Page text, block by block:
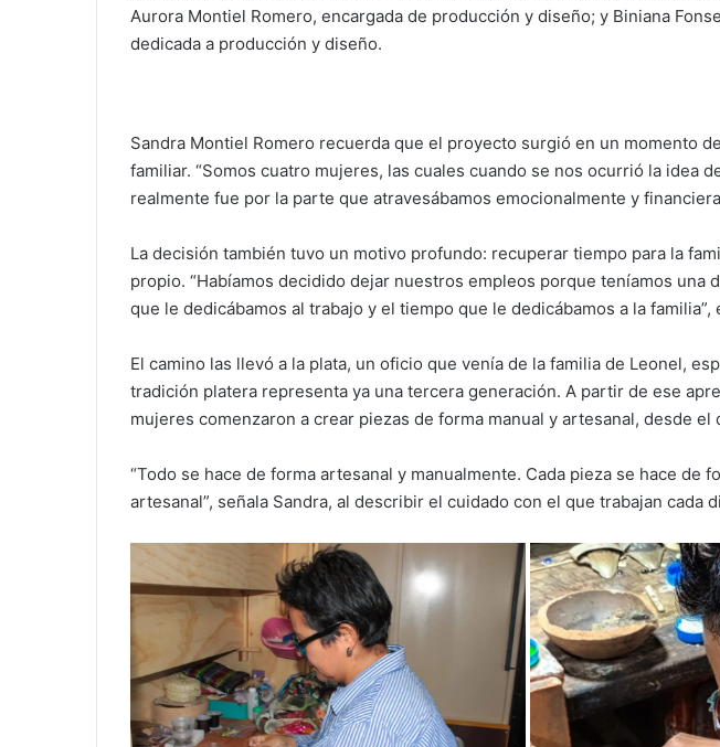
Aurora Montiel Romero, encargada de producción y diseño; y Biniana
dedicada a producción y diseño.
Sandra Montiel Romero recuerda que el proyecto surgió en un momento
familiar. “Somos cuatro mujeres, las cuales cuando se nos ocurrió la idea
realmente fue por la parte que atravesábamos emocionalmente y
La decisión también tuvo un motivo profundo: recuperar tiempo para la
propio. “Habíamos decidido dejar nuestros empleos porque teníamos una
que le dedicábamos al trabajo y el tiempo que le dedicábamos a la familia”,
El camino las llevó a la plata, un oficio que venía de la familia de Leonel,
tradición platera representa ya una tercera generación. A partir de ese
mujeres comenzaron a crear piezas de forma manual y artesanal, desde el
“Todo se hace de forma artesanal y manualmente. Cada pieza se hace de
artesanal”, señala Sandra, al describir el cuidado con el que trabajan cada